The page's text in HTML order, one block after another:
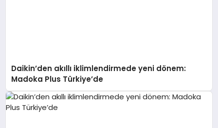
Daikin’den akıllı iklimlendirmede yeni dönem:
Madoka Plus Türkiye’de